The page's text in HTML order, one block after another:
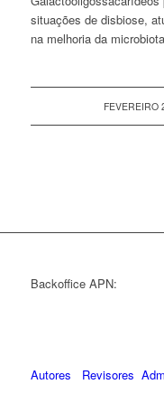
situações de disbiose,
na melhoria da
FEVEREIRO
/
Backoffice APN:
Autores Revisores